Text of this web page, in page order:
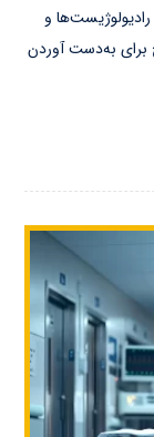
و
به‌دست آوردن